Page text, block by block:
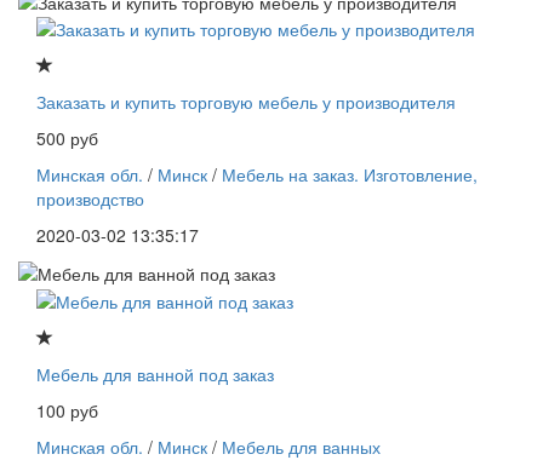
Заказать и купить торговую мебель у производителя
500 руб
Минская обл. / Минск / Мебель на заказ. Изготовление,
производство
2020-03-02 13:35:17
Мебель для ванной под заказ
100 руб
Минская обл. / Минск / Мебель для ванных